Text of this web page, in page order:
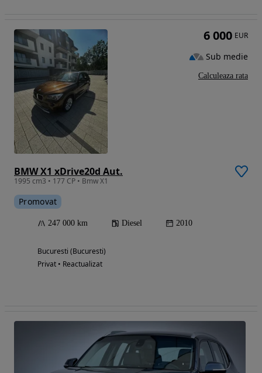
BMW X1 xDrive20d Aut.
1995 cm3 • 177 CP • Bmw X1
Promovat
247 000 km Diesel 2010
Bucuresti (Bucuresti)
Privat • Reactualizat
6 000 EUR
Sub medie
Calculeaza rata